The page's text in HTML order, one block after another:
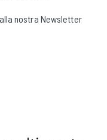
nostra Newsletter